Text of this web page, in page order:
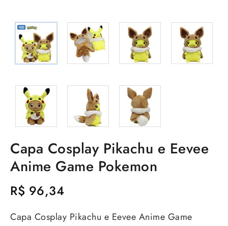
Capa Cosplay Pikachu e Eevee
Anime Game Pokemon
R$ 96,34
Capa Cosplay Pikachu e Eevee Anime Game